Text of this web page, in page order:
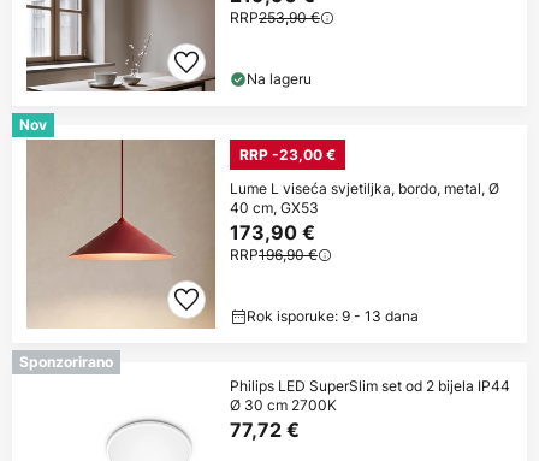
RRP253,90 €
Na lageru
Nov
RRP -23,00 €
Lume L viseća svjetiljka, bordo, metal, Ø
40 cm, GX53
173,90 €
RRP196,90 €
Rok isporuke: 9 - 13 dana
Sponzorirano
Philips LED SuperSlim set od 2 bijela IP44
Ø 30 cm 2700K
77,72 €